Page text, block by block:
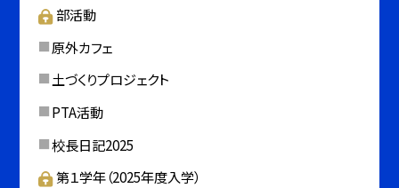
部活動
原外カフェ
土づくりプロジェクト
PTA活動
校長日記2025
第１学年（2025年度入学）